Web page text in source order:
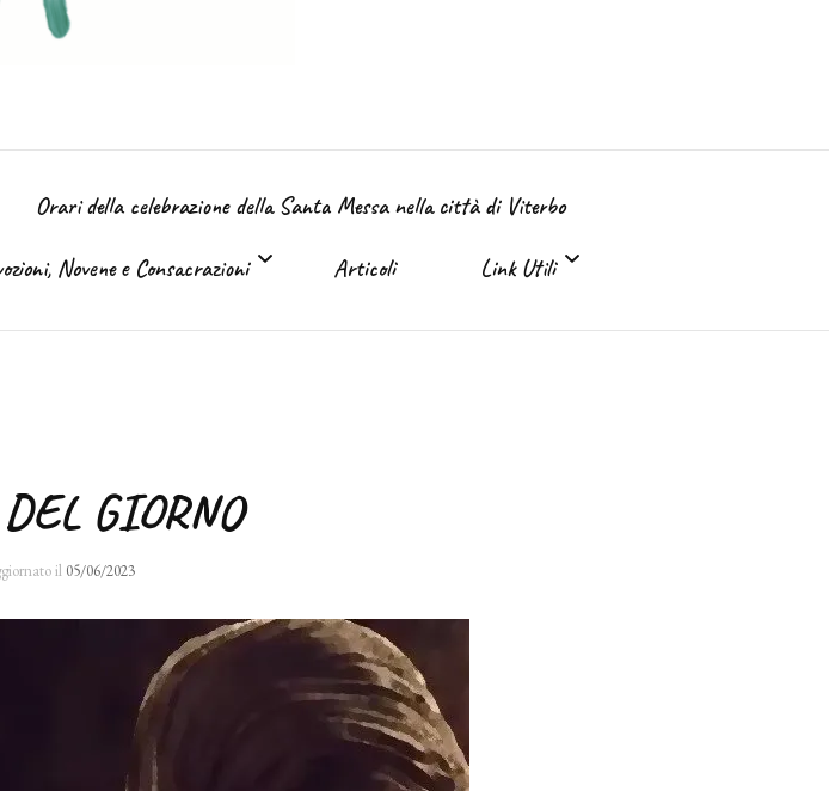
Orari della celebrazione della Santa Messa nella città di Viterbo
Novene e Consacrazioni
Sacro Manto
I primi cinque sabati del mese
Articoli Link Utili
GIORNO
il 05/06/2023